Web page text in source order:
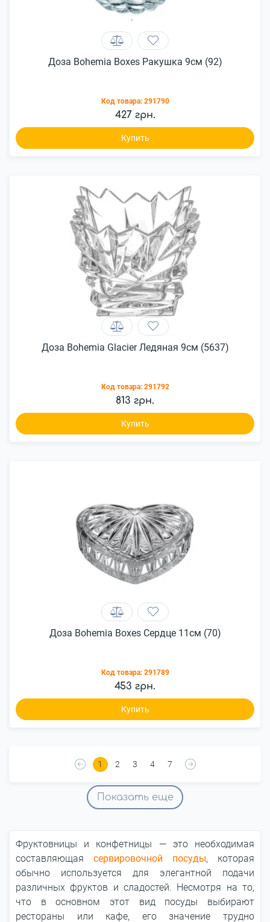
Доза Bohemia Boxes Ракушка 9см (92)
Код товара: 291790
427 грн.
Купить
Доза Bohemia Glacier Ледяная 9см (5637)
Код товара: 291792
813 грн.
Купить
Доза Bohemia Boxes Сердце 11см (70)
Код товара: 291789
453 грн.
Купить
1 2 3 4 7
Показать еще
Фруктовницы и конфетницы ― это необходимая
составляющая сервировочной посуды, которая
обычно используется для элегантной подачи
различных фруктов и сладостей. Несмотря на то,
что в основном этот вид посуды выбирают
рестораны или кафе, его значение трудно